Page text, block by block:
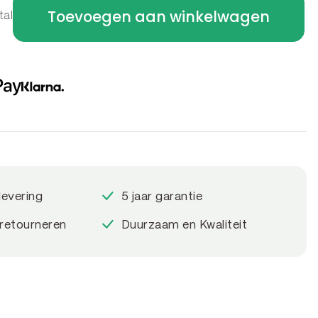
Toevoegen aan winkelwagen
5 jaar garantie
Duurzaam en Kwaliteit